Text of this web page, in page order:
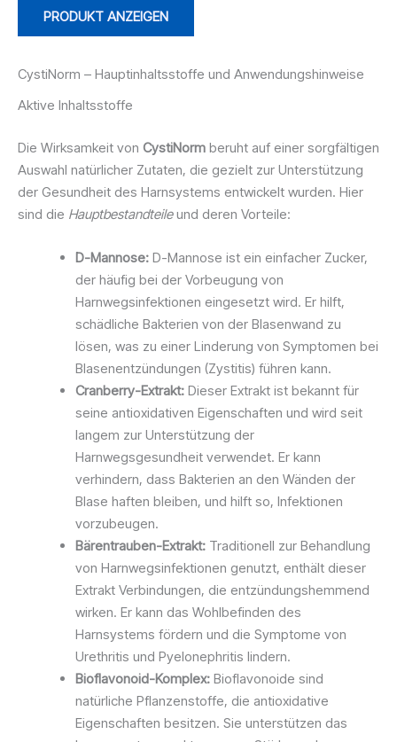
PRODUKT ANZEIGEN
CystiNorm – Hauptinhaltsstoffe und Anwendungshinweise
Aktive Inhaltsstoffe
Die Wirksamkeit von CystiNorm beruht auf einer sorgfältigen
Auswahl natürlicher Zutaten, die gezielt zur Unterstützung
der Gesundheit des Harnsystems entwickelt wurden. Hier
sind die Hauptbestandteileund deren Vorteile:
D-Mannose: D-Mannose ist ein einfacher Zucker,
der häufig bei der Vorbeugung von
Harnwegsinfektionen eingesetzt wird. Er hilft,
schädliche Bakterien von der Blasenwand zu
lösen, was zu einer Linderung von Symptomen bei
Blasenentzündungen (Zystitis) führen kann.
Cranberry-Extrakt: Dieser Extrakt ist bekannt für
seine antioxidativen Eigenschaften und wird seit
langem zur Unterstützung der
Harnwegsgesundheit verwendet. Er kann
verhindern, dass Bakterien an den Wänden der
Blase haften bleiben, und hilft so, Infektionen
vorzubeugen.
Bärentrauben-Extrakt: Traditionell zur Behandlung
von Harnwegsinfektionen genutzt, enthält dieser
Extrakt Verbindungen, die entzündungshemmend
wirken. Er kann das Wohlbefinden des
Harnsystems fördern und die Symptome von
Urethritis und Pyelonephritis lindern.
Bioflavonoid-Komplex: Bioflavonoide sind
natürliche Pflanzenstoffe, die antioxidative
Eigenschaften besitzen. Sie unterstützen das